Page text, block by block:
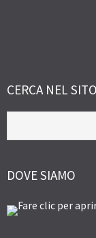
CERCA NEL SITO
DOVE SIAMO